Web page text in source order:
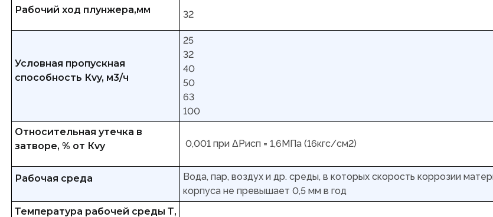
Рабочий ход плунжера,мм
32
Условная пропускная
способность Кvy, м3/ч
25
32
40
50
63
100
Относительная утечка в
затворе, % от Кvy
0,001 при ΔРисп = 1,6МПа (16кгс/см2)
Рабочая среда
Вода, пар, воздух и др. среды, в которых скорость коррозии
корпуса не превышает 0,5 мм в год
Температура рабочей среды Т,